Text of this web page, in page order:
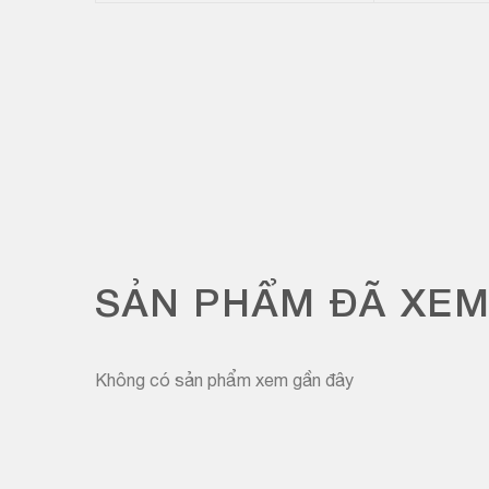
SẢN PHẨM ĐÃ
Không có sản phẩm xem gần đây